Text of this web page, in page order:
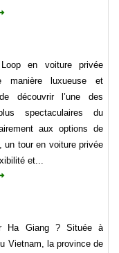
en voiture privée
manière luxueuse et
découvrir l’une des
spectaculaires du
aux options de
un tour en voiture privée
et...
Ha Giang ? Située à
Vietnam, la province de